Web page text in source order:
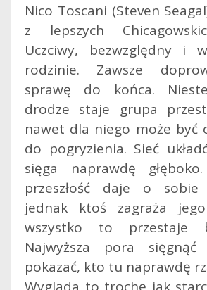
Nico Toscani (Steven
z lepszych
Uczciwy, bezwzględny i
rodzinie. Zawsze
sprawę do końca.
drodze staje grupa
nawet dla niego może być
do pogryzienia. Sieć
sięga naprawdę
przeszłość daje o sobie
jednak ktoś zagraża
wszystko to przestaje
Najwyższa pora
pokazać, kto tu naprawdę
Wygląda to trochę jak